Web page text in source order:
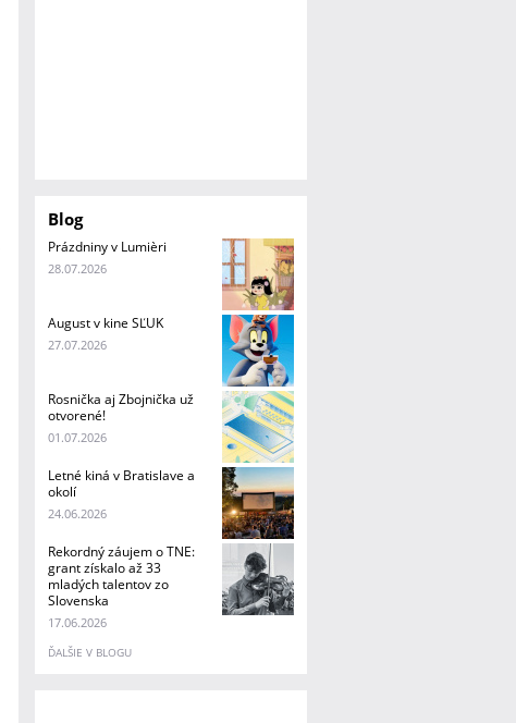
Blog
Prázdniny v Lumièri
28.07.2026
August v kine SĽUK
27.07.2026
Rosnička aj Zbojnička už
otvorené!
01.07.2026
Letné kiná v Bratislave a
okolí
24.06.2026
Rekordný záujem o TNE:
grant získalo až 33
mladých talentov zo
Slovenska
17.06.2026
ĎALŠIE V BLOGU